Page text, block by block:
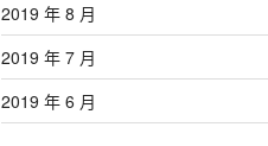
2019 年 8 月
2019 年 7 月
2019 年 6 月